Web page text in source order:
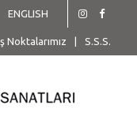
ENGLISH
Noktalarımız S.S.S.